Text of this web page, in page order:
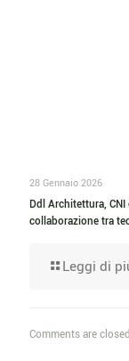
28 Gennaio 2026
Ddl Architettura,
collaborazione tra
Leggi di
Comments are